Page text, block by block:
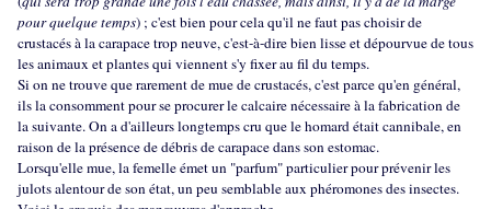
pour quelque temps) ; c'est bien pour cela qu'il ne faut pas choisir de
crustacés à la carapace trop neuve, c'est-à-dire bien lisse et dépourvue de tous
les animaux et plantes qui viennent s'y fixer au fil du temps.
Si on ne trouve que rarement de mue de crustacés, c'est parce qu'en général,
ils la consomment pour se procurer le calcaire nécessaire à la fabrication de
la suivante. On a d'ailleurs longtemps cru que le homard était cannibale, en
raison de la présence de débris de carapace dans son estomac.
Lorsqu'elle mue, la femelle émet un "parfum" particulier pour prévenir les
julots alentour de son état, un peu semblable aux phéromones des insectes.